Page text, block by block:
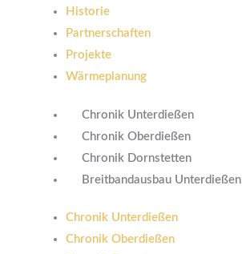
Historie
Partnerschaften
Projekte
Wärmeplanung
Chronik Unterdießen
Chronik Oberdießen
Chronik Dornstetten
Breitbandausbau Unterdießen
Chronik Unterdießen
Chronik Oberdießen